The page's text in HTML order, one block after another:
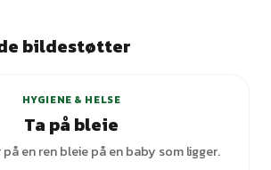
bildestøtter
HYGIENE & HELSE
Ta på bleie
en ren bleie på en baby som ligger.